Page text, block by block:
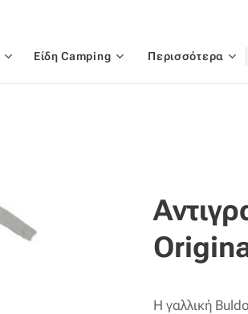
Είδη Camping Περισσότερα
Η γαλλική